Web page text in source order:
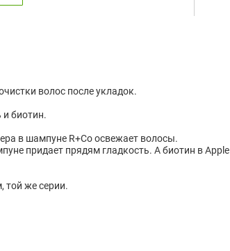
волос после укладок.
и биотин.
в шампуне R+Co освежает волосы.
придает прядям гладкость. А биотин в Apple
той же серии.